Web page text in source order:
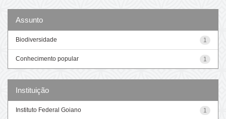
Assunto
1
Biodiversidade
1
Conhecimento popular
Instituição
1
Instituto Federal Goiano